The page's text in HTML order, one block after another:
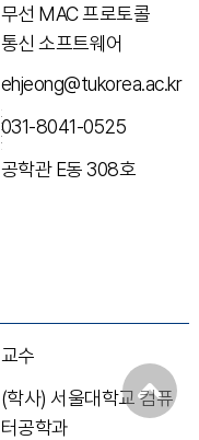
무선 MAC 프로토콜
통신 소프트웨어
ehjeong@tukorea.ac.kr
031-8041-0525
공학관 E동 308호
교수
(학사) 서울대학교 컴퓨
터공학과